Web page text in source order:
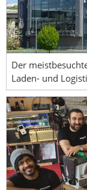
Der
Laden- und